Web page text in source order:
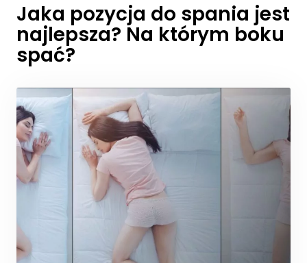
Jaka pozycja do spania jest
najlepsza? Na którym boku
spać?